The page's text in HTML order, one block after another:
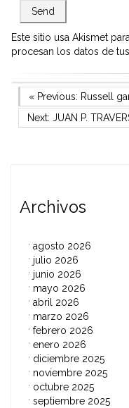
Este sitio usa Akismet
procesan los datos de
Navegación
de
Previous Post
« Previous: Russell
Next Post
Next: JUAN P.
Archivos
agosto 2026
julio 2026
junio 2026
mayo 2026
abril 2026
marzo 2026
febrero 2026
enero 2026
diciembre 2025
noviembre 2025
octubre 2025
septiembre 2025